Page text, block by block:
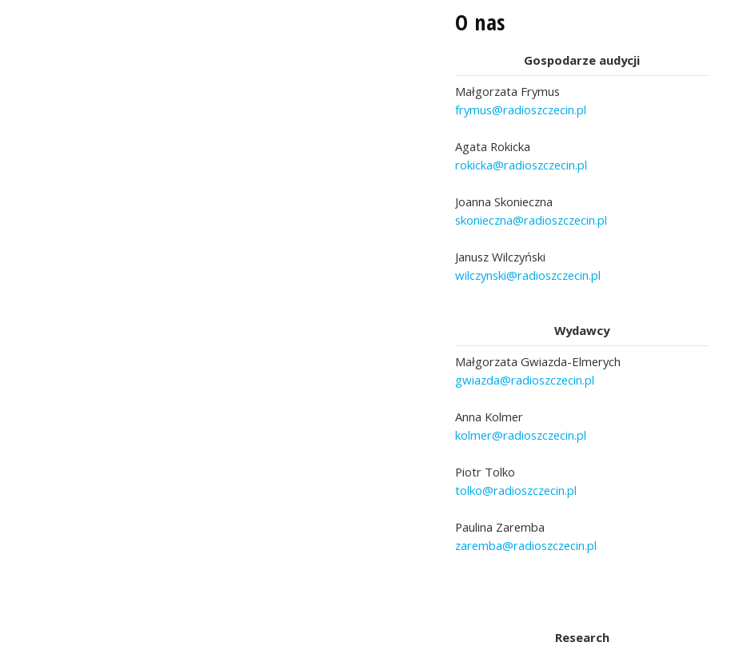
O nas
Gospodarze audycji
Małgorzata Frymus
frymus@radioszczecin.pl
Agata Rokicka
rokicka@radioszczecin.pl
Joanna Skonieczna
skonieczna@radioszczecin.pl
Janusz Wilczyński
wilczynski@radioszczecin.pl
Wydawcy
Małgorzata Gwiazda-Elmerych
gwiazda@radioszczecin.pl
Anna Kolmer
kolmer@radioszczecin.pl
Piotr Tolko
tolko@radioszczecin.pl
Paulina Zaremba
zaremba@radioszczecin.pl
Research